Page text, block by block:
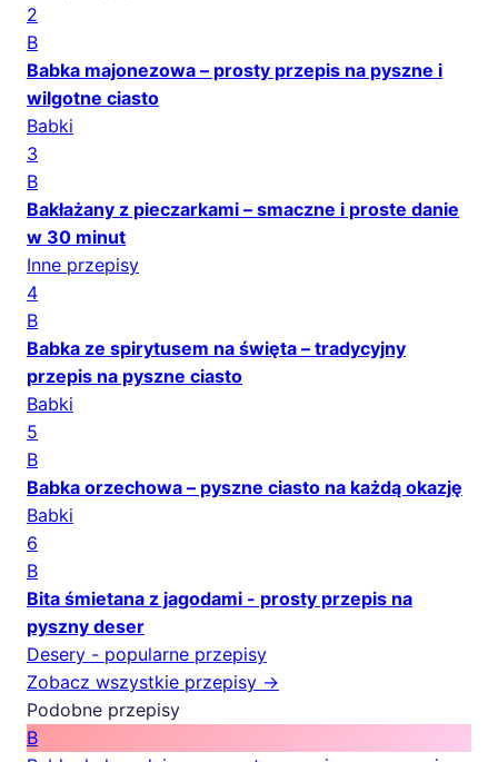
2
B
Babka majonezowa – prosty przepis na pyszne i
wilgotne ciasto
Babki
3
B
Bakłażany z pieczarkami – smaczne i proste danie
w 30 minut
Inne przepisy
4
B
Babka ze spirytusem na święta – tradycyjny
przepis na pyszne ciasto
Babki
5
B
Babka orzechowa – pyszne ciasto na każdą okazję
Babki
6
B
Bita śmietana z jagodami - prosty przepis na
pyszny deser
Desery - popularne przepisy
Zobacz wszystkie przepisy →
Podobne przepisy
B